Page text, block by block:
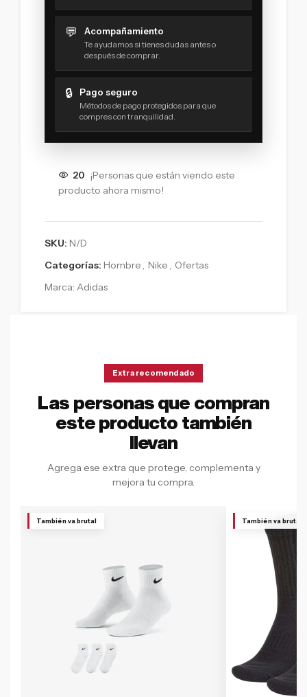
💬 Acompañamiento
Te ayudamos si tienes dudas antes o
después de comprar.
🔒 Pago seguro
Métodos de pago protegidos para que
compres con tranquilidad.
20 ¡Personas que están viendo este
producto ahora mismo!
SKU: N/D
Categorías: Hombre , Nike , Ofertas
Marca: Adidas
Extra recomendado
Las personas que compran
este producto también
llevan
Agrega ese extra que protege, complementa y
mejora tu compra.
También va brutal También va brutal